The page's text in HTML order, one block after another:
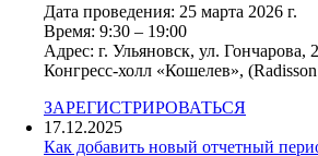
Дата проведения: 25 марта 2026 г.
Время: 9:30 – 19:00
Адрес: г. Ульяновск, ул. Гончарова,
Конгресс-холл «Кошелев»,
ЗАРЕГИСТРИРОВАТЬСЯ
17.12.2025
Как добавить новый отчетный